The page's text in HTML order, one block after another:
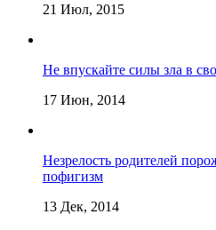
21 Июл, 2015
Не впускайте силы зла в
17 Июн, 2014
Незрелость родителей
пофигизм
13 Дек, 2014